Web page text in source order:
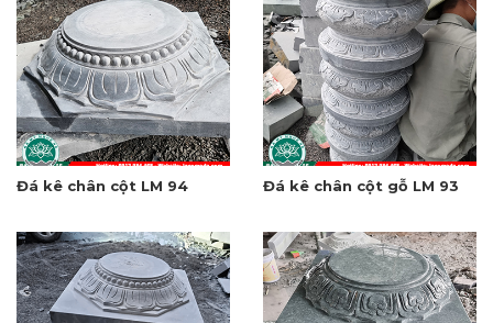
Đá kê chân cột LM 94 Đá kê chân cột gỗ LM 93